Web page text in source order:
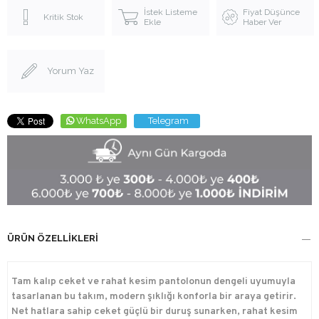
Kritik Stok
İstek Listeme
Ekle
Fiyat Düşünce
Haber Ver
Yorum Yaz
WhatsApp Telegram
ÜRÜN ÖZELLIKLERI
Tam kalıp ceket ve rahat kesim pantolonun dengeli uyumuyla
tasarlanan bu takım, modern şıklığı konforla bir araya getirir.
Net hatlara sahip ceket güçlü bir duruş sunarken, rahat kesim